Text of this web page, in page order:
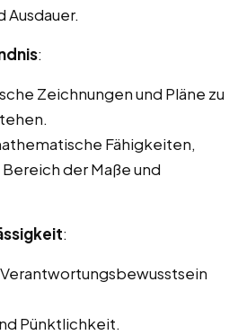
Ausdauer.
:
Zeichnungen und Pläne zu
Fähigkeiten,
der Maße und
:
Pünktlichkeit.